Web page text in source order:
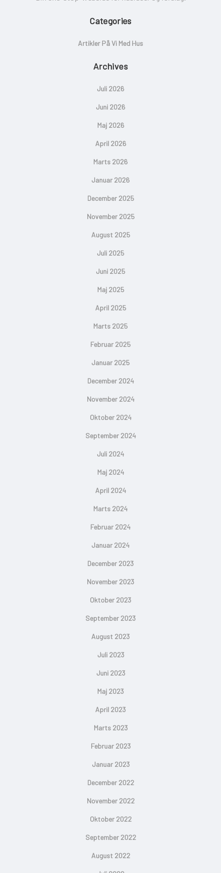
Categories
Artikler På Vi Med Hus
Archives
Juli 2026
Juni 2026
Maj 2026
April 2026
Marts 2026
Januar 2026
December 2025
November 2025
August 2025
Juli 2025
Juni 2025
Maj 2025
April 2025
Marts 2025
Februar 2025
Januar 2025
December 2024
November 2024
Oktober 2024
September 2024
Juli 2024
Maj 2024
April 2024
Marts 2024
Februar 2024
Januar 2024
December 2023
November 2023
Oktober 2023
September 2023
August 2023
Juli 2023
Juni 2023
Maj 2023
April 2023
Marts 2023
Februar 2023
Januar 2023
December 2022
November 2022
Oktober 2022
September 2022
August 2022